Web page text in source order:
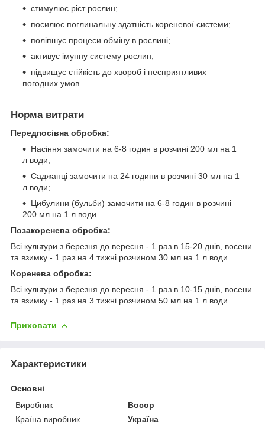
стимулює ріст рослин;
посилює поглинальну здатність кореневої системи;
поліпшує процеси обміну в рослині;
активує імунну систему рослин;
підвищує стійкість до хвороб і несприятливих
погодних умов.
Норма витрати
Передпосівна обробка:
Насіння замочити на 6-8 годин в розчині 200 мл на 1
л води;
Саджанці замочити на 24 години в розчині 30 мл на 1
л води;
Цибулини (бульби) замочити на 6-8 годин в розчині
200 мл на 1 л води.
Позакоренева обробка:
Всі культури з березня до вересня - 1 раз в 15-20 днів, восени
та взимку - 1 раз на 4 тижні розчином 30 мл на 1 л води.
Коренева обробка:
Всі культури з березня до вересня - 1 раз в 10-15 днів, восени
та взимку - 1 раз на 3 тижні розчином 50 мл на 1 л води.
Приховати
Характеристики
Основні
Виробник
Восор
Країна виробник
Україна